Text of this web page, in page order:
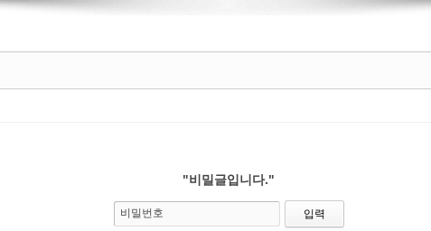
"비밀글입니다."
비밀번호